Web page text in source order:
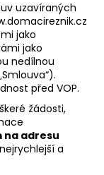
uzavíraných
jako
jako
nedílnou
před VOP.
žádosti,
na adresu
a